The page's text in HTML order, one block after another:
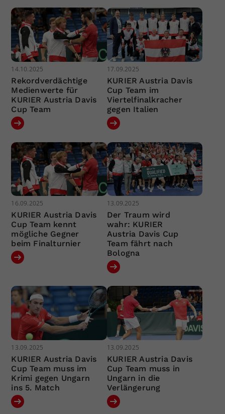
14.10.2025
Rekordverdächtige
Medienwerte für
KURIER Austria Davis
Cup Team
17.09.2025
KURIER Austria Davis
Cup Team im
Viertelfinalkracher
gegen Italien
16.09.2025
KURIER Austria Davis
Cup Team kennt
mögliche Gegner
beim Finalturnier
13.09.2025
Der Traum wird
wahr: KURIER
Austria Davis Cup
Team fährt nach
Bologna
13.09.2025
KURIER Austria Davis
Cup Team muss im
Krimi gegen Ungarn
ins 5. Match
13.09.2025
KURIER Austria Davis
Cup Team muss in
Ungarn in die
Verlängerung